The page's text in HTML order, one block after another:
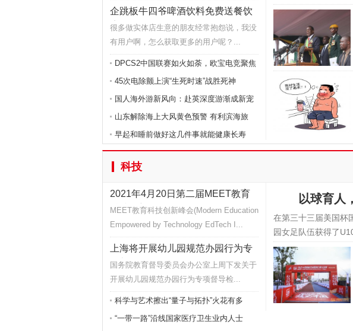
企跳板牛四爷啤酒饮料免费送餐饮
店超级
很多做实体店生意的朋友经常抱怨说，我没
有用户啊，怎么获取更多的用户呢？...
DPCS2中国联赛如火如荼，欧宝电竞聚焦
E
45次电除颤上演“生死时速”战胜死神
国人海外游新风向：赴英深度游渐成新宠
山东解除海上大风黄色预警 有利滨海旅
早起和睡前做好这几件事就能健康长寿
科技
2021年4月20日第二届MEET教育
科技创新
MEET教育科技创新峰会(Modern Education
Empowered by Technology EdTech I...
上海将开展幼儿园规范办园行为专
项督导
国务院教育督导委员会办公室上周下发关于
开展幼儿园规范办园行为专项督导检...
科学与艺术擦出“量子与拓扑”火花有多
“一带一路”沿线国家医疗卫生业内人士
以球育人
在第三十三届美国杯
园女足队伍获得了